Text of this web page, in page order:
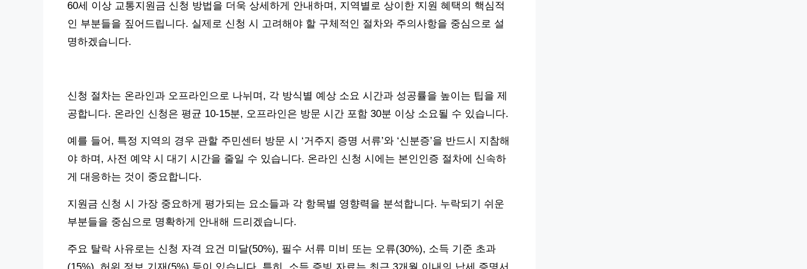
60세 이상 교통지원금 신청 방법을 더욱 상세하게 안내하며, 지역별로 상이한 지원 혜택의 핵심적
인 부분들을 짚어드립니다. 실제로 신청 시 고려해야 할 구체적인 절차와 주의사항을 중심으로 설
명하겠습니다.
신청 절차는 온라인과 오프라인으로 나뉘며, 각 방식별 예상 소요 시간과 성공률을 높이는 팁을 제
공합니다. 온라인 신청은 평균 10-15분, 오프라인은 방문 시간 포함 30분 이상 소요될 수 있습니다.
예를 들어, 특정 지역의 경우 관할 주민센터 방문 시 ‘거주지 증명 서류’와 ‘신분증’을 반드시 지참해
야 하며, 사전 예약 시 대기 시간을 줄일 수 있습니다. 온라인 신청 시에는 본인인증 절차에 신속하
게 대응하는 것이 중요합니다.
지원금 신청 시 가장 중요하게 평가되는 요소들과 각 항목별 영향력을 분석합니다. 누락되기 쉬운
부분들을 중심으로 명확하게 안내해 드리겠습니다.
주요 탈락 사유로는 신청 자격 요건 미달(50%), 필수 서류 미비 또는 오류(30%), 소득 기준 초과